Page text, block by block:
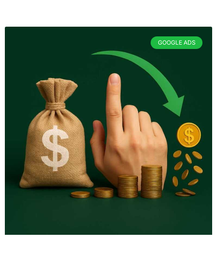
GOOGLE ADS